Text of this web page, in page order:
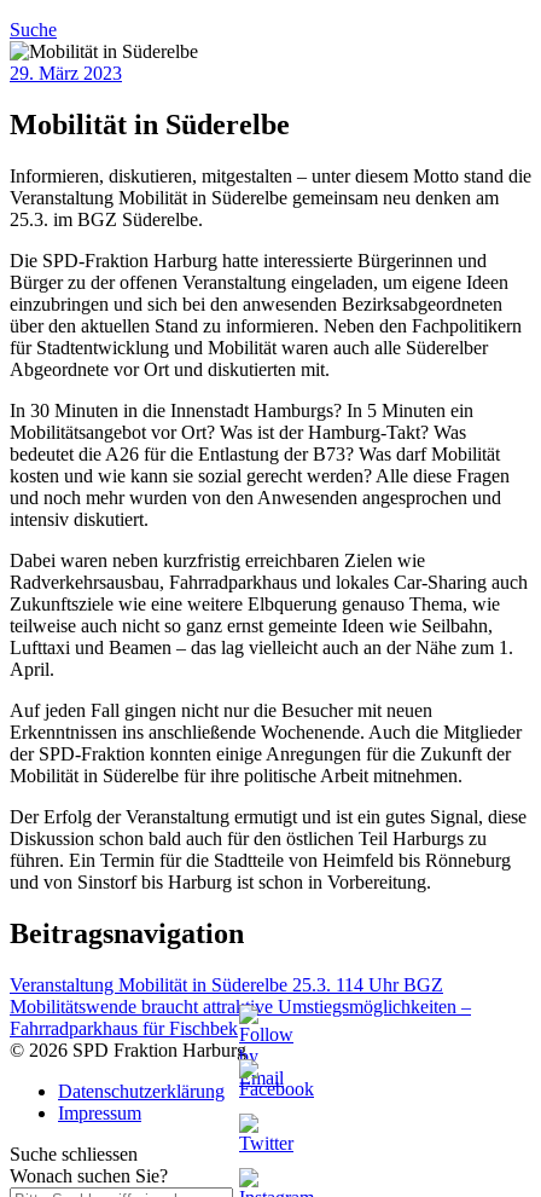
Suche
29. März 2023
Mobilität in Süderelbe
Informieren, diskutieren, mitgestalten – unter diesem Motto stand die
Veranstaltung Mobilität in Süderelbe gemeinsam neu denken am
25.3. im BGZ Süderelbe.
Die SPD-Fraktion Harburg hatte interessierte Bürgerinnen und
Bürger zu der offenen Veranstaltung eingeladen, um eigene Ideen
einzubringen und sich bei den anwesenden Bezirksabgeordneten
über den aktuellen Stand zu informieren. Neben den Fachpolitikern
für Stadtentwicklung und Mobilität waren auch alle Süderelber
Abgeordnete vor Ort und diskutierten mit.
In 30 Minuten in die Innenstadt Hamburgs? In 5 Minuten ein
Mobilitätsangebot vor Ort? Was ist der Hamburg-Takt? Was
bedeutet die A26 für die Entlastung der B73? Was darf Mobilität
kosten und wie kann sie sozial gerecht werden? Alle diese Fragen
und noch mehr wurden von den Anwesenden angesprochen und
intensiv diskutiert.
Dabei waren neben kurzfristig erreichbaren Zielen wie
Radverkehrsausbau, Fahrradparkhaus und lokales Car-Sharing auch
Zukunftsziele wie eine weitere Elbquerung genauso Thema, wie
teilweise auch nicht so ganz ernst gemeinte Ideen wie Seilbahn,
Lufttaxi und Beamen – das lag vielleicht auch an der Nähe zum 1.
April.
Auf jeden Fall gingen nicht nur die Besucher mit neuen
Erkenntnissen ins anschließende Wochenende. Auch die Mitglieder
der SPD-Fraktion konnten einige Anregungen für die Zukunft der
Mobilität in Süderelbe für ihre politische Arbeit mitnehmen.
Der Erfolg der Veranstaltung ermutigt und ist ein gutes Signal, diese
Diskussion schon bald auch für den östlichen Teil Harburgs zu
führen. Ein Termin für die Stadtteile von Heimfeld bis Rönneburg
und von Sinstorf bis Harburg ist schon in Vorbereitung.
Beitragsnavigation
Veranstaltung Mobilität in Süderelbe 25.3. 114 Uhr BGZ
Mobilitätswende braucht attraktive Umstiegsmöglichkeiten –
Fahrradparkhaus für Fischbek
© 2026 SPD Fraktion Harburg
Datenschutzerklärung
Impressum
Suche schliessen
Wonach suchen Sie?